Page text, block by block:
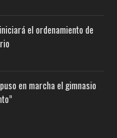
el ordenamiento de
en marcha el gimnasio